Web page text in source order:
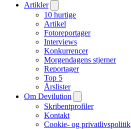
Artikler
10 hurtige
Artikel
Fotoreportager
Interviews
Konkurrencer
Morgendagens stjerner
Reportager
Top 5
Årslister
Om Devilution
Skribentprofiler
Kontakt
Cookie- og privatlivspolitik